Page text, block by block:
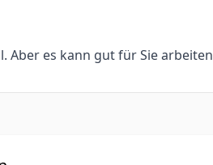
Aber es kann gut für Sie arbeiten